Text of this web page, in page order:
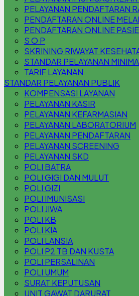
PELAYANAN PENDAFTARAN
PENDAFTARAN ONLINE
PENDAFTARAN ONLINE
S O P
SKRINING RIWAYAT
STANDAR PELAYANAN
TARIF LAYANAN
STANDAR PELAYANAN PUBLIK
KOMPENSASI LAYANAN
PELAYANAN KASIR
PELAYANAN KEFARMASIAN
PELAYANAN LABORATORIUM
PELAYANAN PENDAFTARAN
PELAYANAN SCREENING
PELAYANAN SKD
POLI BATRA
POLI GIGI DAN MULUT
POLI GIZI
POLI IMUNISASI
POLI JIWA
POLI KB
POLI KIA
POLI LANSIA
POLI P2 TB DAN KUSTA
POLI PERSALINAN
POLI UMUM
SURAT KEPUTUSAN
UNIT GAWAT DARURAT